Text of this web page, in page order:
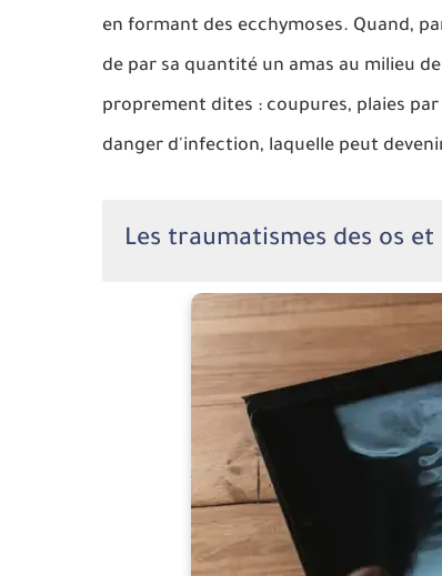
en formant des ecchymoses. Quand,
de par sa quantité un amas au milieu
proprement dites : coupures, plaies
danger d'infection, laquelle peut
Les traumatismes des os